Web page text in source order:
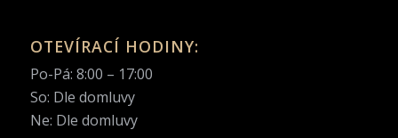
OTEVÍRACÍ HODINY:
Po-Pá: 8:00 – 17:00
So: Dle domluvy
Ne: Dle domluvy